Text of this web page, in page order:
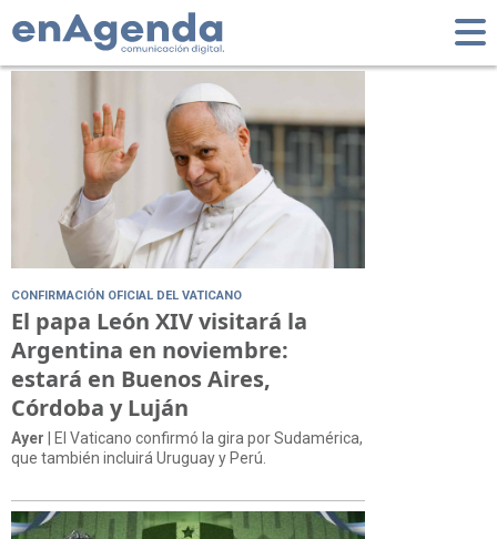
Tag: Buenos Aires
CONFIRMACIÓN OFICIAL DEL VATICANO
El papa León XIV visitará la
Argentina en noviembre:
estará en Buenos Aires,
Córdoba y Luján
Ayer | El Vaticano confirmó la gira por Sudamérica,
que también incluirá Uruguay y Perú.